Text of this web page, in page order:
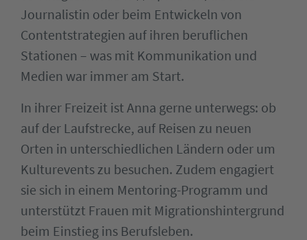
Journalistin oder beim Entwickeln von
Contentstrategien auf ihren beruflichen
Stationen – was mit Kommunikation und
Medien war immer am Start.
In ihrer Freizeit ist Anna gerne unterwegs: ob
auf der Laufstrecke, auf Reisen zu neuen
Orten in unterschiedlichen Ländern oder um
Kulturevents zu besuchen. Zudem engagiert
sie sich in einem Mentoring-Programm und
unterstützt Frauen mit Migrationshintergrund
beim Einstieg ins Berufsleben.